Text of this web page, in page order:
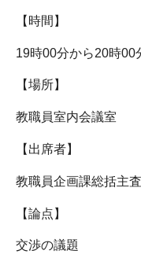
【時間】
19時00分から20時00
【場所】
教職員室内会議室
【出席者】
教職員企画課総括主
【論点】
交渉の議題